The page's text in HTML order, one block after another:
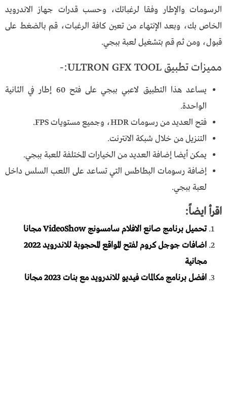
الرسومات والإطار وفقا لرغباتك، وحسب قدرات جهاز الاندرويد
الخاص بك، وبعد الإنتهاء من تعين كافة الرغبات، قم بالضغط على
قبول، ومن ثم قم بتشغيل لعبة ببجي.
مميزات تطبيق ULTRON GFX TOOL:-
يساعد هذا التطبيق لاعبي ببجي على فتح 60 إطار في الثانية
الواحدة.
فتح العديد من رسومات HDR، وجميع مستويات FPS.
التنزيل من خلال شبكة الانترنت.
يمكن أيضا إضافة العديد من الخيارات المختلفة للعبة ببجي.
إضافة رسومات البطاطس التي تساعد على اللعب السلس داخل
لعبة ببجي.
اقرأ ايضاً:
تحميل برنامج صانع الافلام سامسونج VideoShow مجانا
اضافات جوجل كروم لفتح المواقع المحجوبة للاندرويد 2022
مجانية
افضل برنامج مكالمات فيديو للاندرويد مع بنات 2023 مجانا